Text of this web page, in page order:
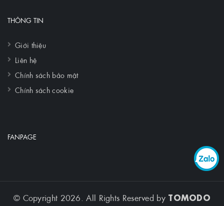
THÔNG TIN
Giới thiệu
Liên hệ
Chính sách bảo mật
Chính sách cookie
FANPAGE
© Copyright 2026. All Rights Reserved by TOMODO